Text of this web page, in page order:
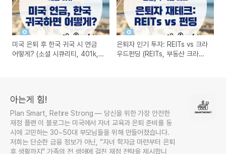
미국 은퇴 후 한국 귀국 시 연금
어떻게? (소셜 시큐리티, 401k,
은퇴자 인기 투자: REITs vs 크라
우드펀딩 (REITs, 부동산 크라우
아는게 힘!
Plan Smart, Retire Strong — 당신을 위한 가장 안전한
재정 플랜 이 블로그는 미국에서 자녀 교육과 은퇴 준비를 동
시에 고민하는 30~50대 부모님들을 위해 만들어졌습니다.
저희는 단순한 금융 정보가 아닌, “자녀 학자금 마련부터 은퇴
후 생활까지” 가족의 전 생애에 걸친 재정 전략을 제시합니